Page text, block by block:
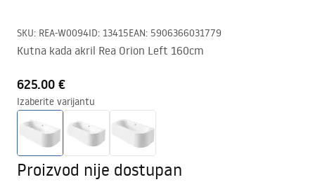
SKU: REA-W0094ID: 13415EAN: 5906366031779
Kutna kada akril Rea Orion Left 160cm
625.00 €
Izaberite varijantu
Proizvod nije dostupan